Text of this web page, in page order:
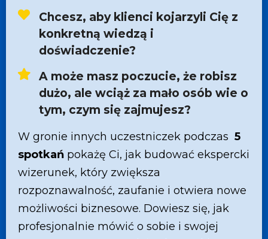
Chcesz, aby klienci kojarzyli Cię z
konkretną wiedzą i
doświadczenie?
A może masz poczucie, że robisz
dużo, ale wciąż za mało osób wie o
tym, czym się zajmujesz?
W gronie innych uczestniczek podczas 5
spotkań pokażę Ci, jak budować ekspercki
wizerunek, który zwiększa
rozpoznawalność, zaufanie i otwiera nowe
możliwości biznesowe. Dowiesz się, jak
profesjonalnie mówić o sobie i swojej